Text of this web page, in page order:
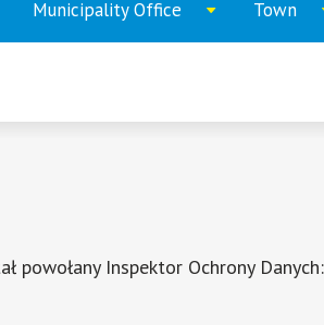
Expand
menu
Municipality Office Town
powołany Inspektor Ochrony Danych: